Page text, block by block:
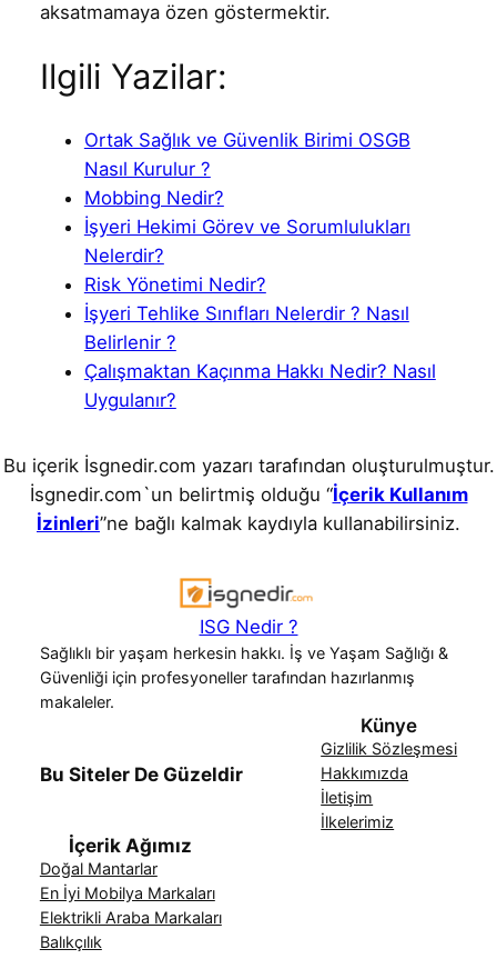
aksatmamaya özen göstermektir.
Ilgili Yazilar:
Ortak Sağlık ve Güvenlik Birimi OSGB
Nasıl Kurulur ?
Mobbing Nedir?
İşyeri Hekimi Görev ve Sorumlulukları
Nelerdir?
Risk Yönetimi Nedir?
İşyeri Tehlike Sınıfları Nelerdir ? Nasıl
Belirlenir ?
Çalışmaktan Kaçınma Hakkı Nedir? Nasıl
Uygulanır?
Bu içerik İsgnedir.com yazarı tarafından oluşturulmuştur.
İsgnedir.com`un belirtmiş olduğu “İçerik Kullanım
İzinleri”ne bağlı kalmak kaydıyla kullanabilirsiniz.
ISG Nedir ?
Sağlıklı bir yaşam herkesin hakkı. İş ve Yaşam Sağlığı &
Güvenliği için profesyoneller tarafından hazırlanmış
makaleler.
Bu Siteler De Güzeldir
Künye
Gizlilik Sözleşmesi
Hakkımızda
İletişim
İlkelerimiz
İçerik Ağımız
Doğal Mantarlar
En İyi Mobilya Markaları
Elektrikli Araba Markaları
Balıkçılık